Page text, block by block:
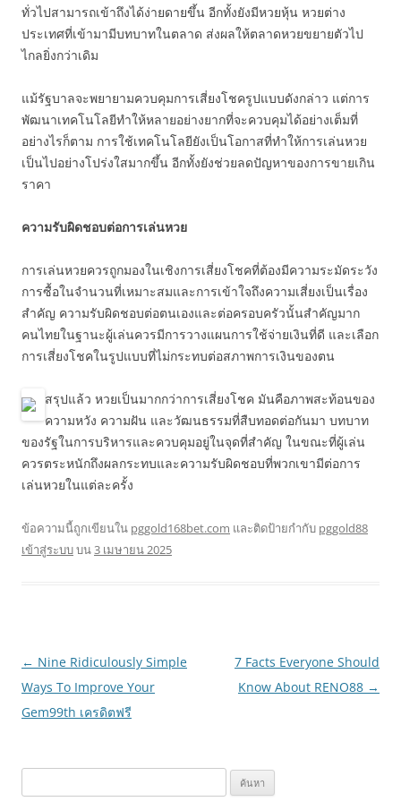
ทั่วไปสามารถเข้าถึงได้ง่ายดายขึ้น อีกทั้งยังมีหวยหุ้น หวยต่าง
ประเทศที่เข้ามามีบทบาทในตลาด ส่งผลให้ตลาดหวยขยายตัวไป
ไกลยิ่งกว่าเดิม
แม้รัฐบาลจะพยายามควบคุมการเสี่ยงโชครูปแบบดังกล่าว แต่การ
พัฒนาเทคโนโลยีทำให้หลายอย่างยากที่จะควบคุมได้อย่างเต็มที่
อย่างไรก็ตาม การใช้เทคโนโลยียังเป็นโอกาสที่ทำให้การเล่นหวย
เป็นไปอย่างโปร่งใสมากขึ้น อีกทั้งยังช่วยลดปัญหาของการขายเกิน
ราคา
ความรับผิดชอบต่อการเล่นหวย
การเล่นหวยควรถูกมองในเชิงการเสี่ยงโชคที่ต้องมีความระมัดระวัง
การซื้อในจำนวนที่เหมาะสมและการเข้าใจถึงความเสี่ยงเป็นเรื่อง
สำคัญ ความรับผิดชอบต่อตนเองและต่อครอบครัวนั้นสำคัญมาก
คนไทยในฐานะผู้เล่นควรมีการวางแผนการใช้จ่ายเงินที่ดี และเลือก
การเสี่ยงโชคในรูปแบบที่ไม่กระทบต่อสภาพการเงินของตน
สรุปแล้ว หวยเป็นมากกว่าการเสี่ยงโชค มันคือภาพสะท้อนของ
ความหวัง ความฝัน และวัฒนธรรมที่สืบทอดต่อกันมา บทบาท
ของรัฐในการบริหารและควบคุมอยู่ในจุดที่สำคัญ ในขณะที่ผู้เล่น
ควรตระหนักถึงผลกระทบและความรับผิดชอบที่พวกเขามีต่อการ
เล่นหวยในแต่ละครั้ง
ข้อความนี้ถูกเขียนใน pggold168bet.com และติดป้ายกำกับ pggold88
เข้าสู่ระบบบน3 เมษายน 2025
เมนู
นำทาง
เรื่อง
← Nine Ridiculously Simple
Ways To Improve Your
Gem99th เครดิตฟรี
7 Facts Everyone Should
Know About RENO88 →
สำหรับ: